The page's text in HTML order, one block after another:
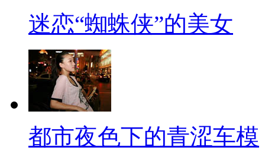
迷恋“蜘蛛侠”的美女
都市夜色下的青涩车模